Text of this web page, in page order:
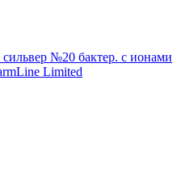
№20 бактер. с ионами
Limited